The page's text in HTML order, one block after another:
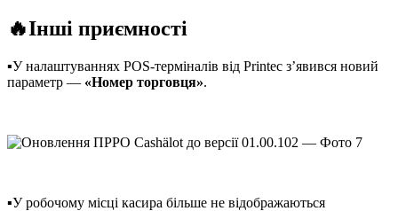
🔥Інші приємності
▪️У налаштуваннях POS-терміналів від Printec з’явився новий
параметр — «Номер торговця».
▪️У робочому місці касира більше не відображаються